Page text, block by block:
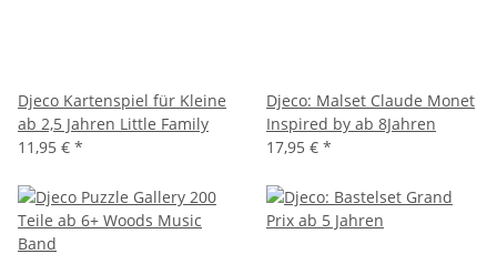
Djeco Kartenspiel für Kleine
ab 2,5 Jahren Little Family
11,95 € *
Djeco: Malset Claude Monet
Inspired by ab 8Jahren
17,95 € *